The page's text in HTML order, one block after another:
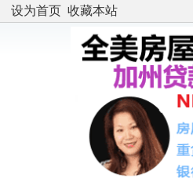
设为首页 收藏本站